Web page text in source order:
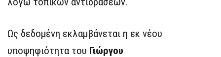
Ως δεδομένη εκλαμβάνεται η εκ νέου
υποψηφιότητα του Γιώργου